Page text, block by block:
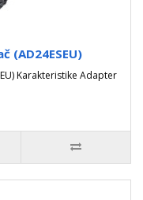
(AD24ESEU)
Karakteristike Adapter